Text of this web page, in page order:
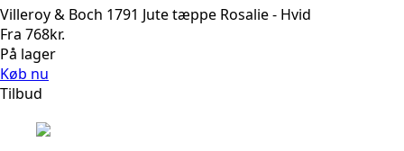
Villeroy & Boch 1791 Jute tæppe Rosalie - Hvid
Fra 768kr.
På lager
Køb nu
Tilbud